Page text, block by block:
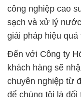
khách hàng sẽ
chuyên nghiệp từ
để chúng tôi là đối
lĩnh vực cung cấp
phù hợp.
# Địa chỉ chuyên
Hydro Peroxit